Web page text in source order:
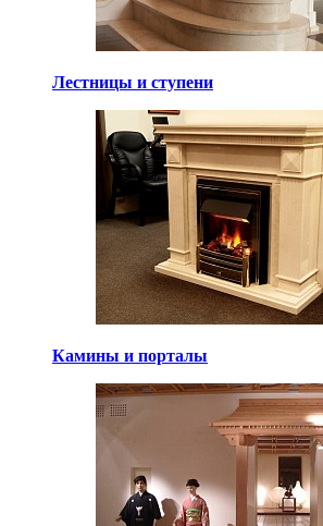
Лестницы и ступени
Камины и порталы